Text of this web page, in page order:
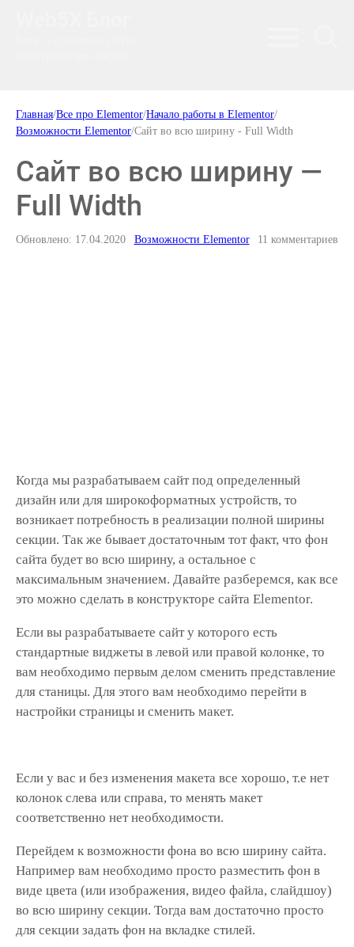
Главная/Все про Elementor/Начало работы в Elementor/
Возможности Elementor/Сайт во всю ширину - Full Width
Сайт во всю ширину —
Full Width
Обновлено: 17.04.2020 Возможности Elementor 11 комментариев
Когда мы разрабатываем сайт под определенный
дизайн или для широкоформатных устройств, то
возникает потребность в реализации полной ширины
секции. Так же бывает достаточным тот факт, что фон
сайта будет во всю ширину, а остальное с
максимальным значением. Давайте разберемся, как все
это можно сделать в конструкторе сайта Elementor.
Если вы разрабатываете сайт у которого есть
стандартные виджеты в левой или правой колонке, то
вам необходимо первым делом сменить представление
для станицы. Для этого вам необходимо перейти в
настройки страницы и сменить макет.
Если у вас и без изменения макета все хорошо, т.е нет
колонок слева или справа, то менять макет
соответственно нет необходимости.
Перейдем к возможности фона во всю ширину сайта.
Например вам необходимо просто разместить фон в
виде цвета (или изображения, видео файла, слайдшоу)
во всю ширину секции. Тогда вам достаточно просто
для секции задать фон на вкладке стилей.